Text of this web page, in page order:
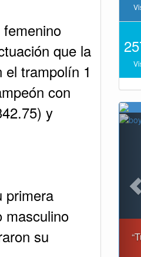
que la
trampolín 1
con
y
primera
masculino
su
ha dado demasiado y no
en este momento”: Carlos